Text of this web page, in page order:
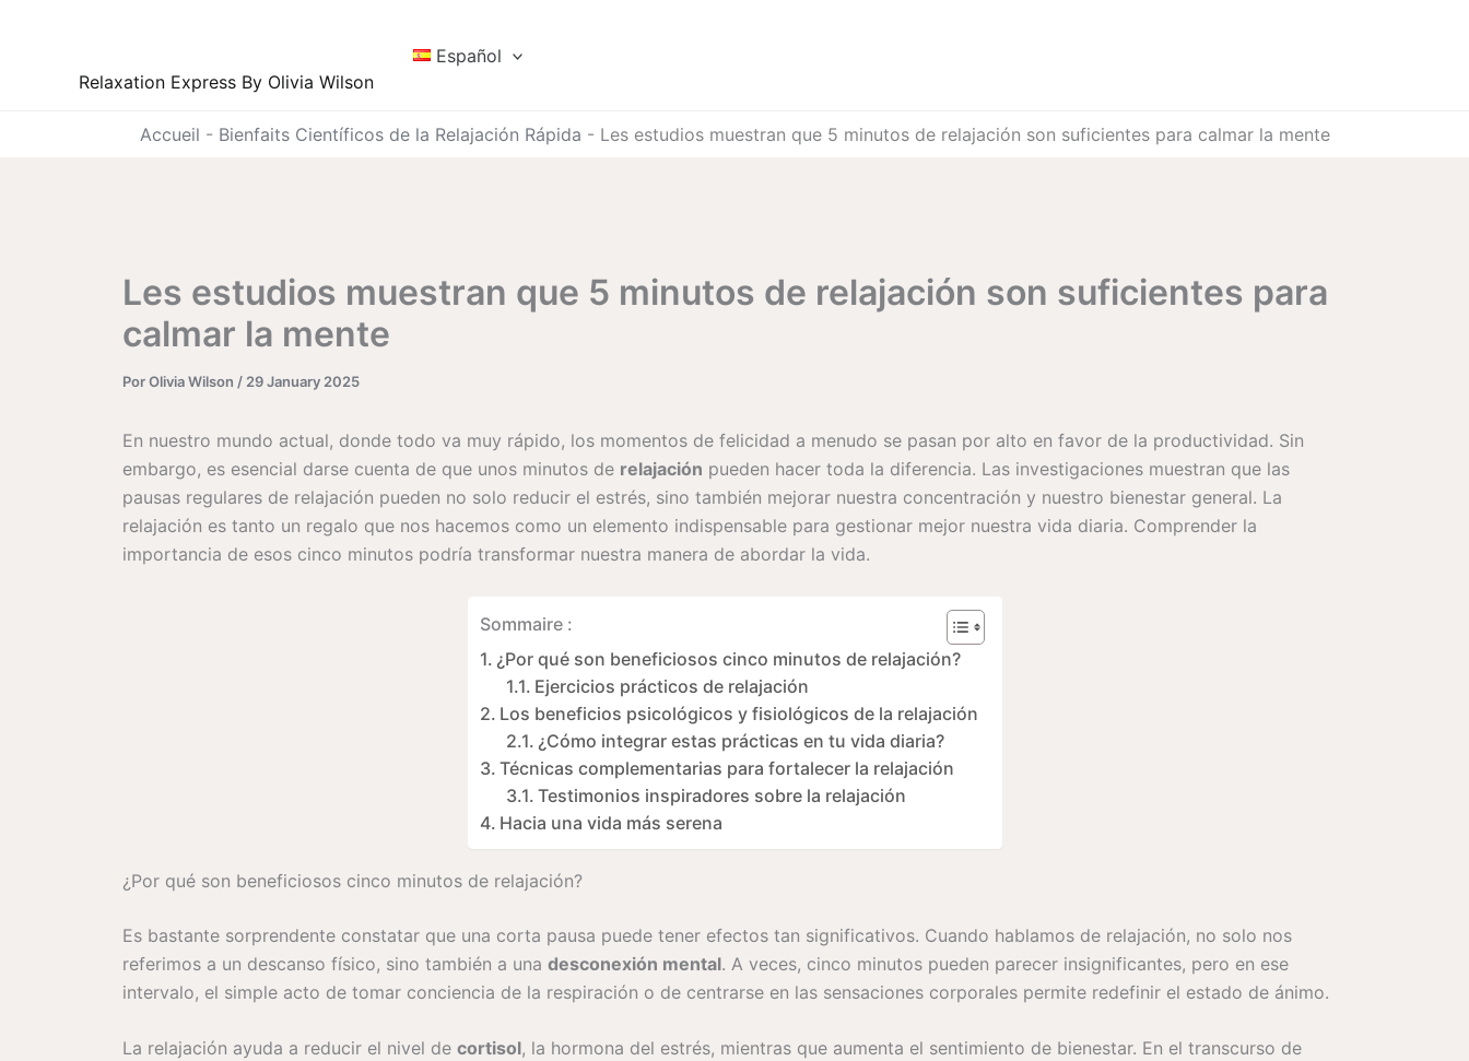
contenido
Relaxation Express By Olivia Wilson
Español
Accueil - Bienfaits Científicos de la Relajación Rápida - Les estudios muestran que 5 minutos de relajación son suficientes para calmar la mente
Les estudios muestran que 5 minutos de relajación son suficientes para
calmar la mente
PorOlivia Wilson / 29 January 2025
En nuestro mundo actual, donde todo va muy rápido, los momentos de felicidad a menudo se pasan por alto en favor de la productividad. Sin
embargo, es esencial darse cuenta de que unos minutos de relajación pueden hacer toda la diferencia. Las investigaciones muestran que las
pausas regulares de relajación pueden no solo reducir el estrés, sino también mejorar nuestra concentración y nuestro bienestar general. La
relajación es tanto un regalo que nos hacemos como un elemento indispensable para gestionar mejor nuestra vida diaria. Comprender la
importancia de esos cinco minutos podría transformar nuestra manera de abordar la vida.
Sommaire :
¿Por qué son beneficiosos cinco minutos de relajación?
Ejercicios prácticos de relajación
Los beneficios psicológicos y fisiológicos de la relajación
¿Cómo integrar estas prácticas en tu vida diaria?
Técnicas complementarias para fortalecer la relajación
Testimonios inspiradores sobre la relajación
Hacia una vida más serena
¿Por qué son beneficiosos cinco minutos de relajación?
Es bastante sorprendente constatar que una corta pausa puede tener efectos tan significativos. Cuando hablamos de relajación, no solo nos
referimos a un descanso físico, sino también a una desconexión mental. A veces, cinco minutos pueden parecer insignificantes, pero en ese
intervalo, el simple acto de tomar conciencia de la respiración o de centrarse en las sensaciones corporales permite redefinir el estado de ánimo.
La relajación ayuda a reducir el nivel de cortisol, la hormona del estrés, mientras que aumenta el sentimiento de bienestar. En el transcurso de